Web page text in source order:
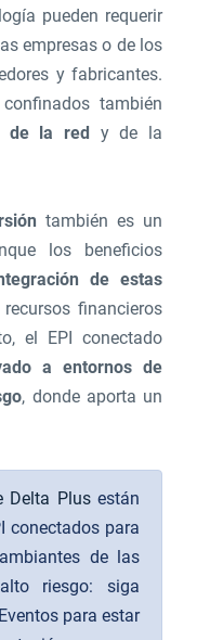
pueden requerir
empresas o de los
y fabricantes.
también
de la red y de la
también es un
los beneficios
de estas
financieros
el EPI conectado
a entornos de
, donde aporta un
Delta Plusestán
conectados para
de las
riesgo: siga
para estar